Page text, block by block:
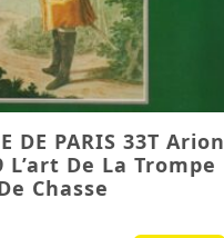
DE PARIS 33T Arion
L’art De La Trompe
Chasse